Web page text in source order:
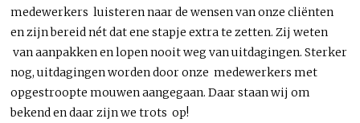
medewerkers luisteren naar de wensen van onze cliënten
en zijn bereid nét dat ene stapje extra te zetten. Zij weten
van aanpakken en lopen nooit weg van uitdagingen. Sterker
nog, uitdagingen worden door onze medewerkers met
opgestroopte mouwen aangegaan. Daar staan wij om
bekend en daar zijn we trots op!